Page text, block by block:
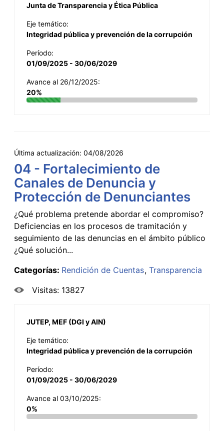
Junta de Transparencia y Ética Pública
Eje temático:
Integridad pública y prevención de la corrupción
Período:
01/09/2025 - 30/06/2029
Avance al 26/12/2025:
20%
Última actualización: 04/08/2026
04 - Fortalecimiento de
Canales de Denuncia y
Protección de Denunciantes
¿Qué problema pretende abordar el compromiso?
Deficiencias en los procesos de tramitación y
seguimiento de las denuncias en el ámbito público
¿Qué solución...
Categorías: Rendición de Cuentas Transparencia
Visitas: 13827
JUTEP, MEF (DGI y AIN)
Eje temático:
Integridad pública y prevención de la corrupción
Período:
01/09/2025 - 30/06/2029
Avance al 03/10/2025:
0%